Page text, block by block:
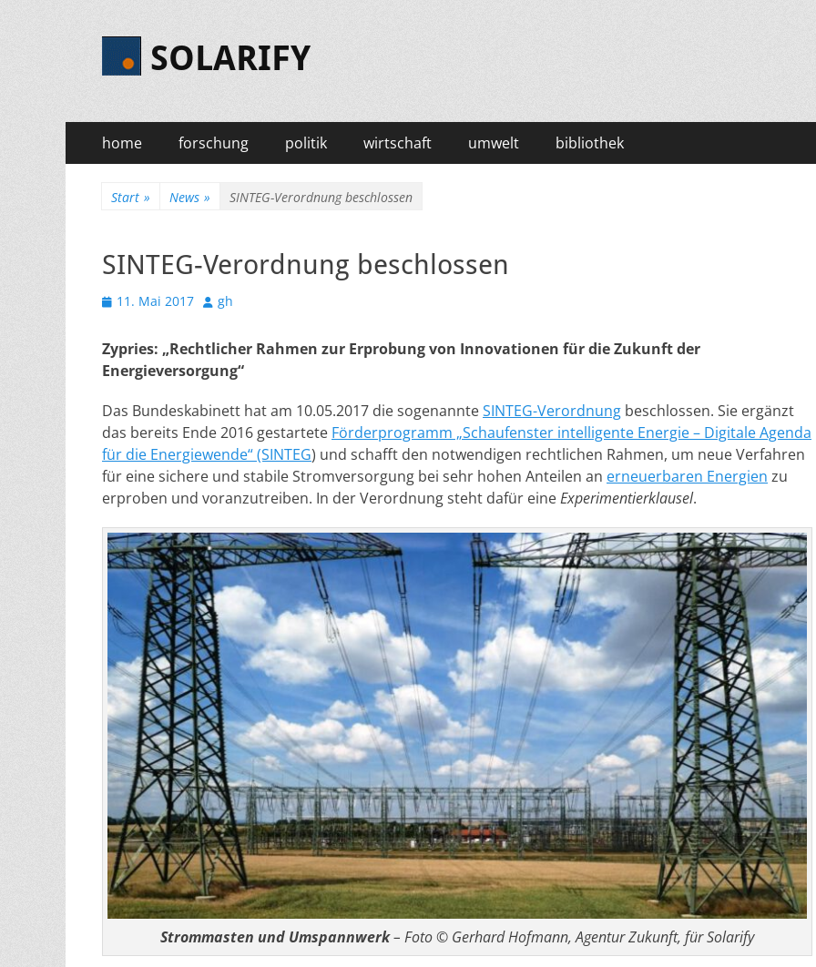
SOLARIFY
Primäres
Menü
Zum
Inhalt
home forschung politik wirtschaft umwelt bibliothek
Start » News » SINTEG-Verordnung beschlossen
SINTEG-Verordnung beschlossen
Veröffentlicht
11. Mai 2017 Autor
gh
Zypries: „Rechtlicher Rahmen zur Erprobung von Innovationen für die Zukunft der
Energieversorgung“
Das Bundeskabinett hat am 10.05.2017 die sogenannteSINTEG-Verordnung beschlossen. Sie ergänzt
das bereits Ende 2016 gestartete Förderprogramm „Schaufenster intelligente Energie – Digitale Agenda
für die Energiewende“ (SINTEG) und schafft den notwendigen rechtlichen Rahmen, um neue Verfahren
für eine sichere und stabile Stromversorgung bei sehr hohen Anteilen an erneuerbaren Energien zu
erproben und voranzutreiben. In der Verordnung steht dafür eineExperimentierklausel.
Strommasten und Umspannwerk– Foto © Gerhard Hofmann, Agentur Zukunft, für Solarify